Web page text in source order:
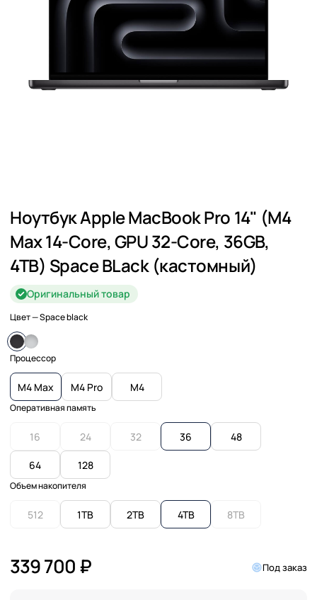
Ноутбук Apple MacBook Pro 14" (M4
Max 14-Core, GPU 32-Core, 36GB,
4TB) Space BLack (кастомный)
Оригинальный товар
Цвет— Space black
Процессор
M4 Max M4 Pro M4
Оперативная память
16 24 32 36 48
64 128
Объем накопителя
512 1TB 2TB 4TB 8TB
339 700 ₽ Под заказ